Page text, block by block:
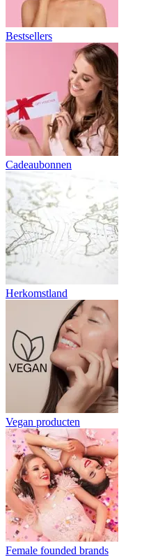
Bestsellers
Cadeaubonnen
Herkomstland
Vegan producten
Female founded brands